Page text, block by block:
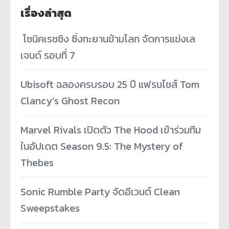
เรื่องล่าสุด
­ โซนิคเรซซิง ซิ่งทะยานข้ามโลก จัดการแข่งเล
เจนด์ รอบที่ 7
Ubisoft ฉลองครบรอบ 25 ปี แฟรนไชส์ Tom
Clancy’s Ghost Recon
Marvel Rivals เปิดตัว The Hood เข้าร่วมทีม
ในอัปเดต Season 9.5: The Mystery of
Thebes
Sonic Rumble Party จัดอีเวนต์ Clean
Sweepstakes